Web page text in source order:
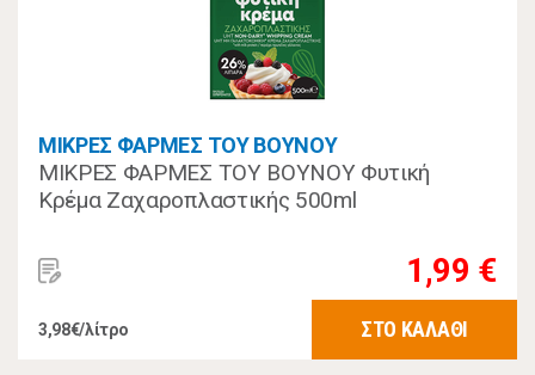
ΜΙΚΡΕΣ ΦΑΡΜΕΣ ΤΟΥ ΒΟΥΝΟΥ
ΜΙΚΡΕΣ ΦΑΡΜΕΣ ΤΟΥ ΒΟΥΝΟΥ Φυτική
Κρέμα Ζαχαροπλαστικής 500ml
1,99 €
3,98€/λίτρο ΣΤΟ ΚΑΛΑΘΙ